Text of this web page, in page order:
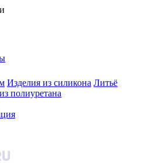
Изделия из силикона Литьё
полиуретана